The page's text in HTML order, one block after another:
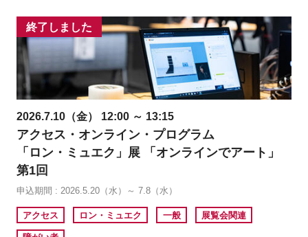
終了しました
2026.7.10（金） 12:00 ～ 13:15
アクセス・オンライン・プログラム
「ロン・ミュエク」展 「オンラインでアート」
第1回
申込期間 : 2026.5.20（水）～ 7.8（水）
アクセス ロン・ミュエク 一般 展覧会関連